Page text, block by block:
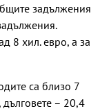
задължения
8 хил. евро, а за
са близо 7
– 20,4